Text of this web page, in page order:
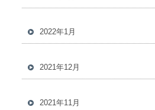
2022年1月
2021年12月
2021年11月